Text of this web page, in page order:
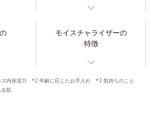
モイスチャライザーの
特徴
ズ内保湿力 *2 年齢に応じたお手入れ *3 気持ちのこと
肌